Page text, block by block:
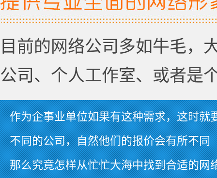
目前的网络公司多如牛毛，
公司、个人工作室、或者是
作为企事业单位如果有这种需求，这时就
不同的公司，自然他们的报价会有所不同
那么究竟怎样从忙忙大海中找到合适的网